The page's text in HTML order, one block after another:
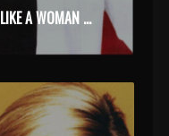
SHANIA TWAIN – MAN! I FEEL LIKE A WOMAN (1999)